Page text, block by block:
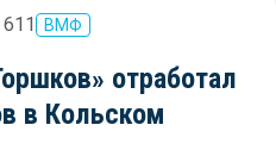
611 ВМФ
отработал
в Кольском